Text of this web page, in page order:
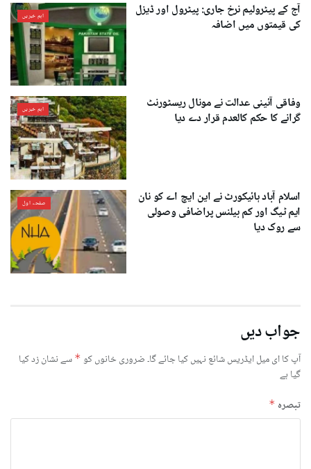
اہم خبریں
آج کے پیٹرولیم نرخ جاری: پیٹرول اور ڈیزل
کی قیمتوں میں اضافہ
اہم خبریں
وفاقی آئینی عدالت نے مونال ریسٹورنٹ
گرانے کا حکم کالعدم قرار دے دیا
صفحہ اول
اسلام آباد ہائیکورٹ نے این ایچ اے کو نان
ایم ٹیگ اور کم بیلنس پراضافی وصولی
سے روک دیا
جواب دیں
آپ کا ای میل ایڈریس شائع نہیں کیا جائے گا۔ضروری خانوں کو * سے نشان زد کیا
گیا ہے
تبصرہ *